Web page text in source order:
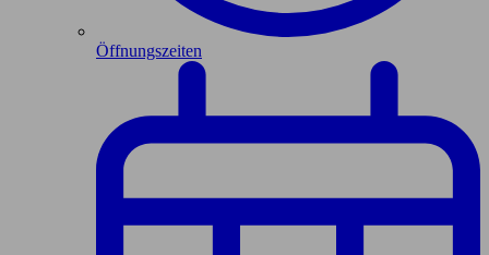
Öffnungszeiten